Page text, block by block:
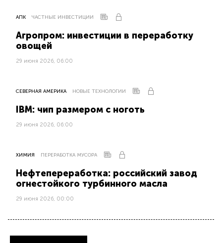
АПК ЧАСТНЫЕ ИНВЕСТИЦИИ
Агропром: инвестиции в переработку
овощей
29 июня 2026, 06:00
СЕВЕРНАЯ АМЕРИКА НОВЫЕ ТЕХНОЛОГИИ
IBM: чип размером с ноготь
29 июня 2026, 06:00
ХИМИЯ ПЕРЕРАБОТКА МУСОРА
Нефтепереработка: российский завод
огнестойкого турбинного масла
29 июня 2026, 00:00